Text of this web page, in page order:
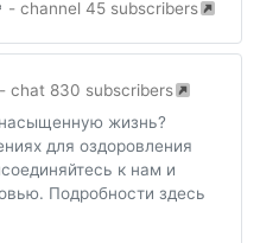
- channel 45 subscribers
- chat 830 subscribers
жизнь?
для оздоровления
к нам и
Подробности здесь